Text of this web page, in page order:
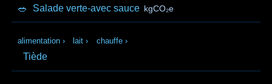
🥗 Salade verte-avec sauce kgCO₂e
alimentation › lait › chauffe ›
Tiède